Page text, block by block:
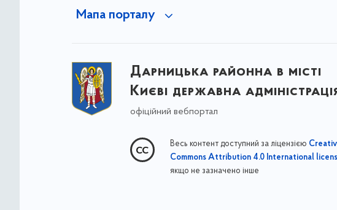
Мапа порталу
Дарницька районна в місті
Києві державна
офіційний вебпортал
Весь контент доступний за ліцензією
Commons Attribution 4.0 International
якщо не зазначено інше